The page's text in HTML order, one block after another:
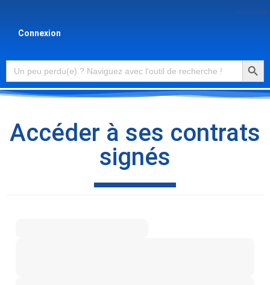
Recherche
Connexion
Search
for:
Accéder à ses contrats
signés